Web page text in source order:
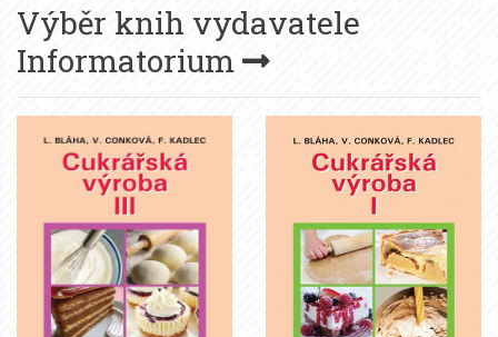
Výběr knih vydavatele
Informatorium